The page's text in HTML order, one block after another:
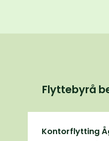
Flyttebyrå
Kontorflytting